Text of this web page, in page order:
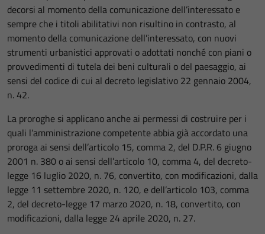
decorsi al momento della comunicazione dell’interessato e
sempre che i titoli abilitativi non risultino in contrasto, al
momento della comunicazione dell’interessato, con nuovi
strumenti urbanistici approvati o adottati nonché con piani o
provvedimenti di tutela dei beni culturali o del paesaggio, ai
sensi del codice di cui al decreto legislativo 22 gennaio 2004,
n. 42.
La proroghe si applicano anche ai permessi di costruire per i
quali l’amministrazione competente abbia già accordato una
proroga ai sensi dell’articolo 15, comma 2, del D.P.R. 6 giugno
2001 n. 380 o ai sensi dell’articolo 10, comma 4, del decreto-
legge 16 luglio 2020, n. 76, convertito, con modificazioni, dalla
legge 11 settembre 2020, n. 120, e dell’articolo 103, comma
2, del decreto-legge 17 marzo 2020, n. 18, convertito, con
modificazioni, dalla legge 24 aprile 2020, n. 27.